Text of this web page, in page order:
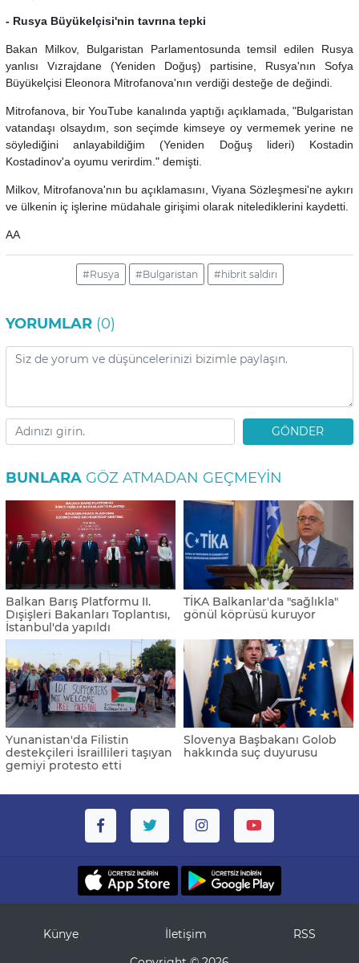
- Rusya Büyükelçisi'nin tavrına tepki
Bakan Milkov, Bulgaristan Parlamentosunda temsil edilen Rusya
yanlısı Vızrajdane (Yeniden Doğuş) partisine, Rusya'nın Sofya
Büyükelçisi Eleonora Mitrofanova'nın verdiği desteğe de değindi.
Mitrofanova, bir YouTube kanalında yaptığı açıklamada, "Bulgaristan
vatandaşı olsaydım, son seçimde kimseye oy vermemek yerine ne
söylediğini anlayabildiğim (Yeniden Doğuş lideri) Kostadin
Kostadinov'a oyumu verirdim." demişti.
Milkov, Mitrofanova'nın bu açıklamasını, Viyana Sözleşmesi'ne aykırı
ve ülkenin iç işlerine müdahale girişimi olarak nitelediklerini kaydetti.
AA
#Rusya #Bulgaristan #hibrit saldırı
YORUMLAR (0)
GÖNDER
BUNLARA GÖZ ATMADAN GEÇMEYIN
Balkan Barış Platformu II.
Dışişleri Bakanları Toplantısı,
İstanbul'da yapıldı
TİKA Balkanlar'da "sağlıkla"
gönül köprüsü kuruyor
Yunanistan'da Filistin
destekçileri İsraillileri taşıyan
gemiyi protesto etti
Slovenya Başbakanı Golob
hakkında suç duyurusu
Künye İletişim
RSS